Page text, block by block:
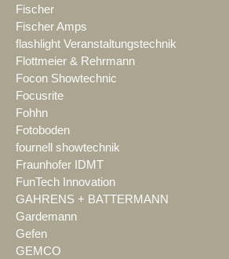
Fischer
Fischer Amps
flashlight Veranstaltungstechnik
Flottmeier & Rehrmann
Focon Showtechnic
Focusrite
Fohhn
Fotoboden
fournell showtechnik
Fraunhofer IDMT
FunTech Innovation
GAHRENS + BATTERMANN
Gardemann
Gefen
GEMCO